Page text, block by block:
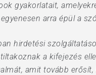
gyakorlatait,
arra épül a
hirdetési
a kifejezés
amit tovább